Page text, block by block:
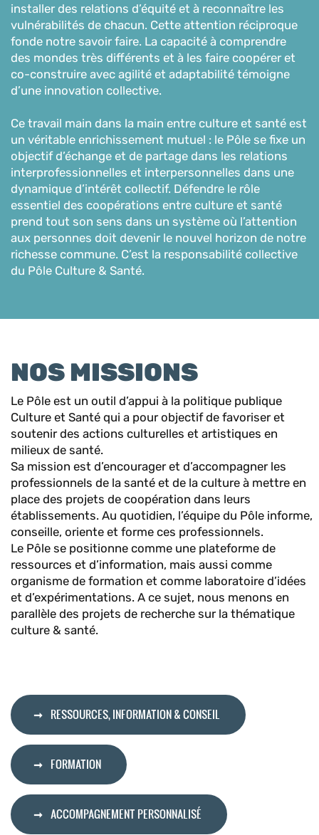
installer des relations d’équité et à reconnaître les
vulnérabilités de chacun. Cette attention réciproque
fonde notre savoir faire. La capacité à comprendre
des mondes très différents et à les faire coopérer et
co-construire avec agilité et adaptabilité témoigne
d’une innovation collective.
Ce travail main dans la main entre culture et santé est
un véritable enrichissement mutuel : le Pôle se fixe un
objectif d’échange et de partage dans les relations
interprofessionnelles et interpersonnelles dans une
dynamique d’intérêt collectif. Défendre le rôle
essentiel des coopérations entre culture et santé
prend tout son sens dans un système où l’attention
aux personnes doit devenir le nouvel horizon de notre
richesse commune. C’est la responsabilité collective
du Pôle Culture & Santé.
NOS MISSIONS
Le Pôle est un outil d’appui à la politique publique
Culture et Santé qui a pour objectif de favoriser et
soutenir des actions culturelles et artistiques en
milieux de santé.
Sa mission est d’encourager et d’accompagner les
professionnels de la santé et de la culture à mettre en
place des projets de coopération dans leurs
établissements. Au quotidien, l’équipe du Pôle informe,
conseille, oriente et forme ces professionnels.
Le Pôle se positionne comme une plateforme de
ressources et d’information, mais aussi comme
organisme de formation et comme laboratoire d’idées
et d’expérimentations. A ce sujet, nous menons en
parallèle des projets de recherche sur la thématique
culture & santé.
RESSOURCES, INFORMATION & CONSEIL
FORMATION
ACCOMPAGNEMENT PERSONNALISÉ